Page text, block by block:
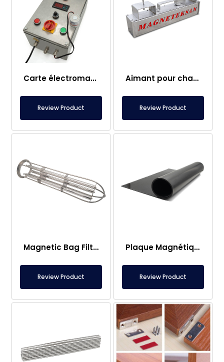
Carte électromagnétique
Review Product
Aimant pour chariot élévateur – Entièrement en inox – Distance effective de 10 cm – Libération facile avec poignée
Review Product
Magnetic Bag Filter Head
Review Product
Plaque Magnétique – Pour Sous Plancher – Conforme aux Normes Alimentaires
Review Product